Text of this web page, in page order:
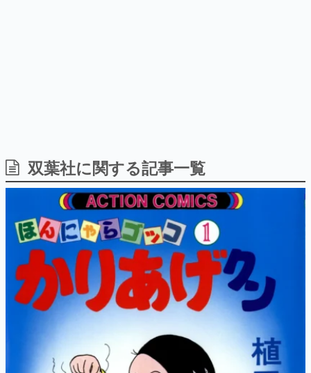
ゲーム開発者・hamatsu氏がゲームの魅力を画面や操作の
具体的な形から解き明かしていく、硬派で骨太な評論連載
です。
ゲームが変えた日本語
「経験値」「裏技」「ラスボス」… ゲームにまつわる言葉
の起源や用法の変遷を、コンピューター文化史研究家・タ
イニーP氏が徹底調査。
カテゴリ
特集記事
女性向け
双葉社に関する記事一覧